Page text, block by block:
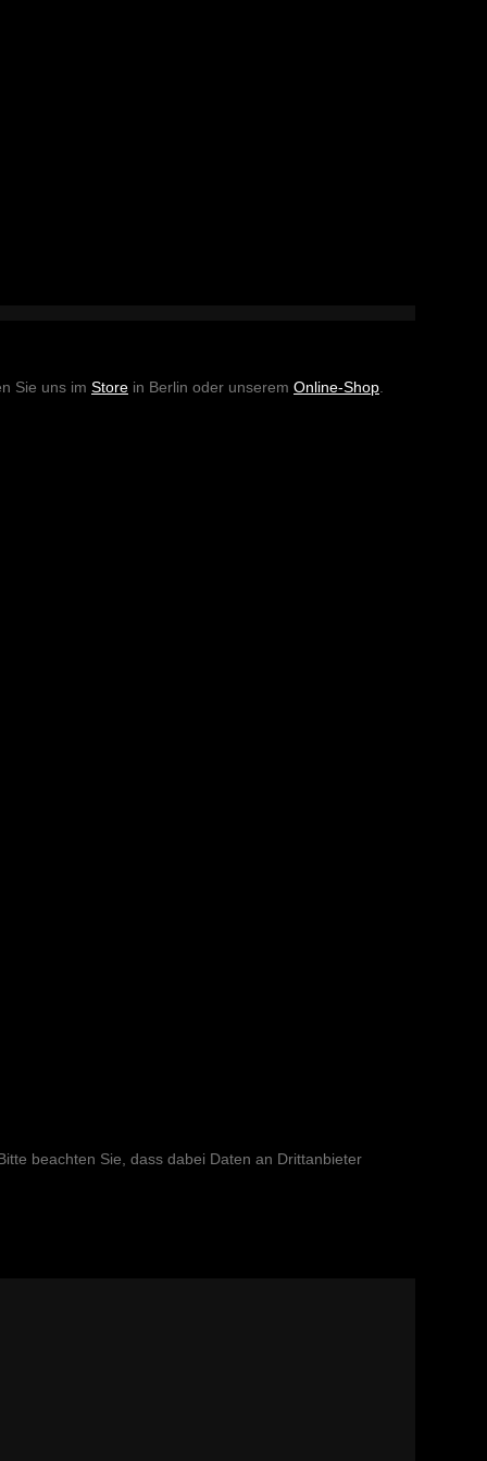
Sie uns im Store in Berlin oder unserem Online-Shop
beachten Sie, dass dabei Daten an Drittanbieter